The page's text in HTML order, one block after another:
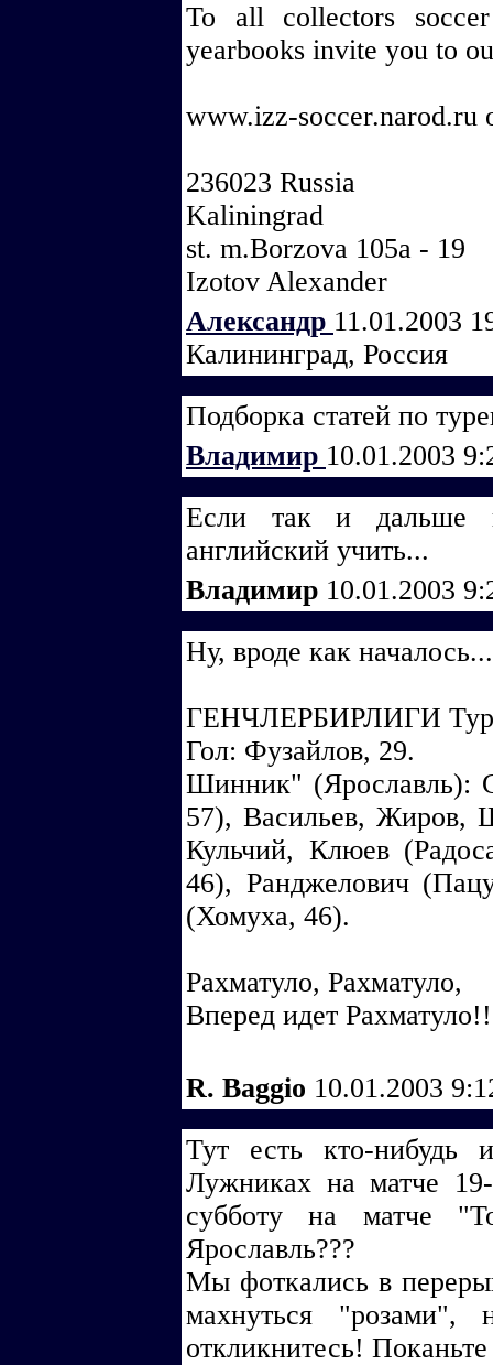
To all collectors
yearbooks invite you to
www.izz-soccer.narod.ru
236023 Russia
Kaliningrad
st. m.Borzova 105a - 19
Izotov Alexander
Александр 11.01.2003
Калининград, Россия
Подборка статей по
Владимир 10.01.2003
Если так и дальше
английский учить...
Владимир 10.01.2003
Ну, вроде как началось...
ГЕНЧЛЕРБИРЛИГИ
Гол: Фузайлов, 29.
Шинник" (Ярославль):
57), Васильев, Жиров,
Кульчий, Клюев
46), Ранджелович
(Хомуха, 46).
Рахматуло, Рахматуло,
Вперед идет
R. Baggio 10.01.2003
Тут есть кто-
Лужниках на матче
субботу на матче
Ярославль???
Мы фоткались в
махнуться
откликнитесь!